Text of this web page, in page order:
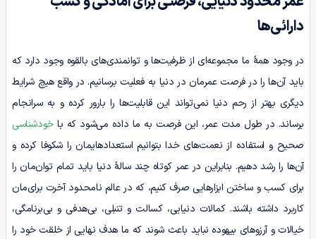
دارائی‌ها
در وجود همۀ ما مجموعه‌ای از ظرفیت‌ها و توانمندی‌های بالقوه وجود دارد که
باید آن‌ها را در فرصت عمرمان در دنیا به فعلیت برسانیم. در واقع هیچ شرایط
دیگری بهتر از رحم دنیا نمی‌تواند این قابلیت‌ها را بارور کرده و به سرانجام
برساند. در طول مدت عمر، این فرصت به ما داده می‌شود که باخودشناسی
صحیح و استفاده از نعمت‌های خدا بتوانیم استعدادهایمان را شکوفا کرده و
آن‌ها را رشد دهیم. بنابراین در عمر کوتاه چند سالۀ دنیا باید تمام توان‌مان را
برای کسب و ساختن ابزارهایی صرف کنیم، که در عالم نامحدود آخرت برای‌مان
کاربرد داشته باشند. کمالات دنیایی، کسالت و تنبلی، بی‌هدفی و بی‌برنامگی،
خیالات و آرزوهای بیهوده نباید باعث شوند که ما هدف نهایی از خلقت خود را